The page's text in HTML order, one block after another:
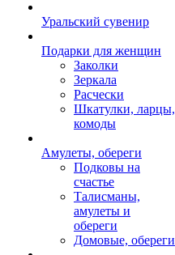
Уральский сувенир
Подарки для женщин
Заколки
Зеркала
Расчески
Шкатулки, ларцы,
комоды
Амулеты, обереги
Подковы на
счастье
Талисманы,
амулеты и
обереги
Домовые, обереги